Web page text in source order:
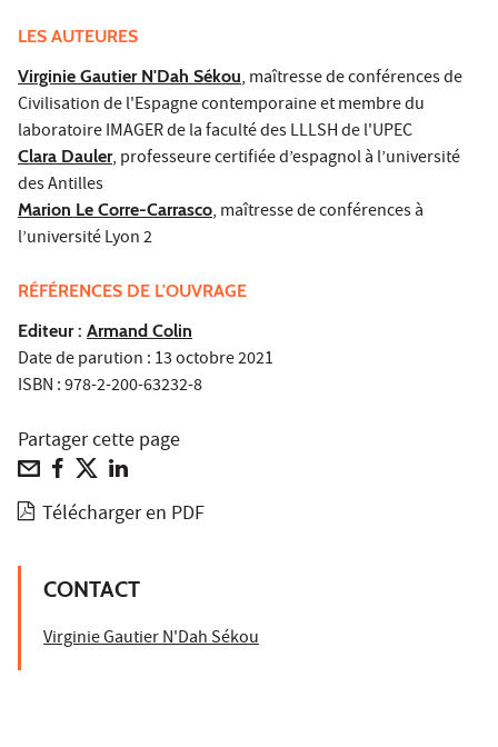
LES AUTEURES
Virginie Gautier N'Dah Sékou, maîtresse de conférences de
Civilisation de l'Espagne contemporaine et membre du
laboratoire IMAGER de la faculté des LLLSH de l'UPEC
Clara Dauler, professeure certifiée d’espagnol à l’université
des Antilles
Marion Le Corre-Carrasco, maîtresse de conférences à
l’université Lyon 2
RÉFÉRENCES DE L'OUVRAGE
Editeur : Armand Colin
Date de parution : 13 octobre 2021
ISBN : 978-2-200-63232-8
Partager cette page
Télécharger en PDF
CONTACT
Virginie Gautier N'Dah Sékou